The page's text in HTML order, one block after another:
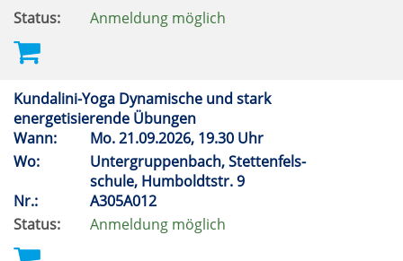
Status:
Anmeldung möglich
Kundalini-Yoga Dynamische und stark
energetisierende Übungen
Wann:
Mo.21.09.2026, 19.30 Uhr
Wo:
Untergruppenbach, Stettenfels-
schule, Humboldtstr. 9
Nr.:
A305A012
Status:
Anmeldung möglich